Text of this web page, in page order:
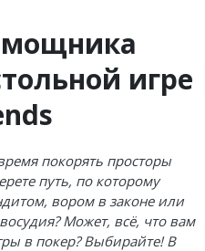
игре
покорять просторы
путь, по которому
вором в законе или
Может, всё, что вам
в покер? Выбирайте! В